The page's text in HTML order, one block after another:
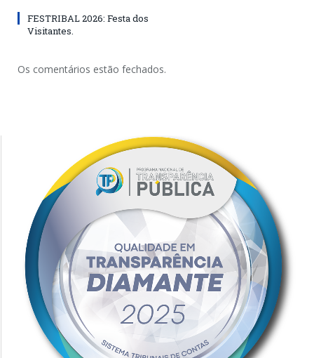
FESTRIBAL 2026: Festa dos
Visitantes.
Os comentários estão fechados.